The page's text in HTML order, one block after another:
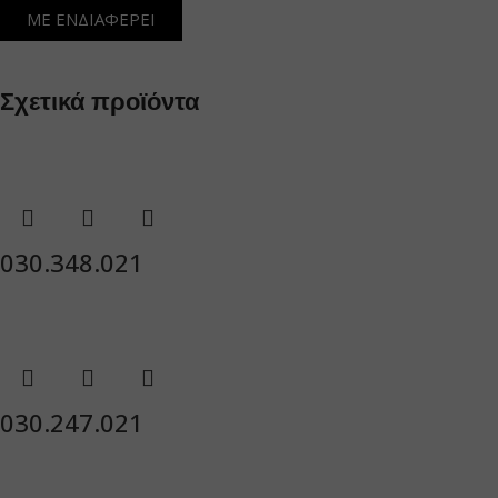
ΜΕ ΕΝΔΙΑΦΕΡΕΙ
Σχετικά προϊόντα
030.348.021
030.247.021